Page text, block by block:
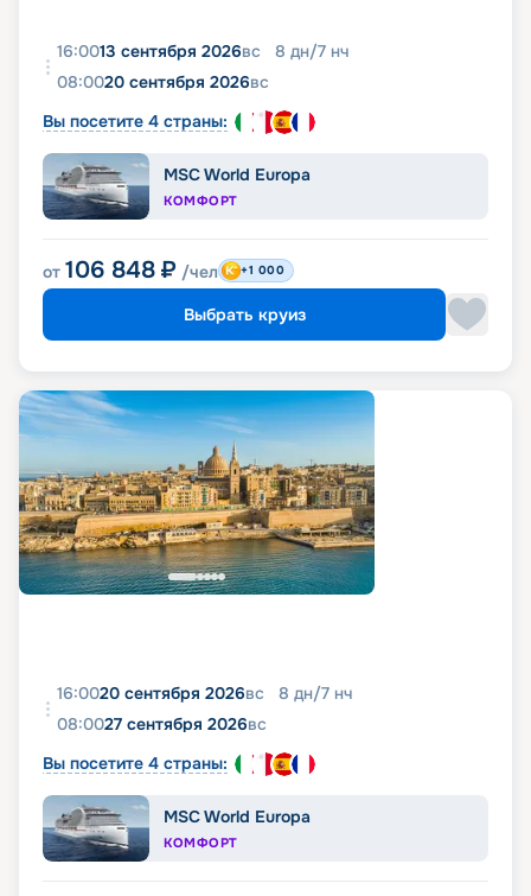
16:0013 сентября 2026вс 8 дн/7 нч
08:0020 сентября 2026вс
Вы посетите 4 страны:
MSC World Europa
КОМФОРТ
от 106 848 ₽ /чел +1 000
Выбрать круиз
16:0020 сентября 2026вс 8 дн/7 нч
08:0027 сентября 2026вс
Вы посетите 4 страны:
MSC World Europa
КОМФОРТ